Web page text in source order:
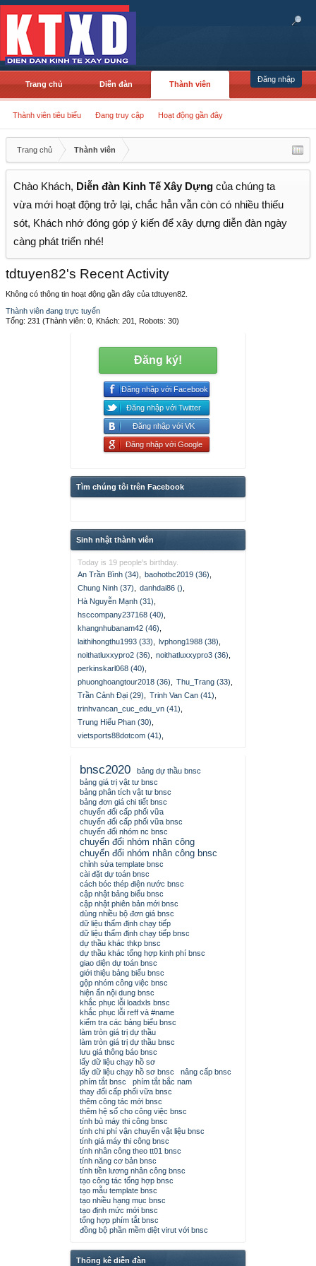
Đăng nhập
Trang chủ Diễn đàn Thành viên
Thành viên tiêu biểu Đang truy cập Hoạt động gần đây
Trang chủ Thành viên
Chào Khách, Diễn đàn Kinh Tế Xây Dựng của chúng ta
vừa mới hoạt động trở lại, chắc hẳn vẫn còn có nhiều thiếu
sót, Khách nhớ đóng góp ý kiến để xây dựng diễn đàn ngày
càng phát triển nhé!
tdtuyen82's Recent Activity
Không có thông tin hoạt động gần đây của tdtuyen82.
Thành viên đang trực tuyến
Tổng: 231 (Thành viên: 0, Khách: 201, Robots: 30)
Đăng ký!
Đăng nhập với Facebook
Đăng nhập với Twitter
Đăng nhập với VK
Đăng nhập với Google
Tìm chúng tôi trên Facebook
Sinh nhật thành viên
Today is 19 people's birthday.
An Trần Bình (34)
baohotbc2019 (36)
Chung Ninh (37)
danhdai86 ()
Hà Nguyễn Mạnh (31)
hsccompany237168 (40)
khangnhubanam42 (46)
laithihongthu1993 (33)
lvphong1988 (38)
noithatluxxypro2 (36)
noithatluxxypro3 (36)
perkinskarl068 (40)
phuonghoangtour2018 (36)
Thu_Trang (33)
Trần Cảnh Đại (29)
Trinh Van Can (41)
trinhvancan_cuc_edu_vn (41)
Trung Hiếu Phan (30)
vietsports88dotcom (41)
bnsc2020
bảng dự thầu bnsc
bảng giá trị vật tư bnsc
bảng phân tích vật tư bnsc
bảng đơn giá chi tiết bnsc
chuyển đổi cấp phối vữa
chuyển đổi cấp phối vữa bnsc
chuyển đổi nhóm nc bnsc
chuyển đổi nhóm nhân công
chuyển đổi nhóm nhân công bnsc
chỉnh sửa template bnsc
cài đặt dự toán bnsc
cách bóc thép điện nước bnsc
cập nhật bảng biểu bnsc
cập nhật phiên bản mới bnsc
dùng nhiều bộ đơn giá bnsc
dữ liệu thẩm định chạy tiếp
dữ liệu thẩm định chạy tiếp bnsc
dự thầu khác thkp bnsc
dự thầu khác tổng hợp kinh phí bnsc
giao diện dự toán bnsc
giới thiệu bảng biểu bnsc
gộp nhóm công việc bnsc
hiện ẩn nội dung bnsc
khắc phục lỗi loadxls bnsc
khắc phục lỗi reff và #name
kiểm tra các bảng biểu bnsc
làm tròn giá trị dự thầu
làm tròn giá trị dự thầu bnsc
lưu giá thông báo bnsc
lấy dữ liệu chạy hồ sơ
lấy dữ liệu chạy hồ sơ bnsc
nâng cấp bnsc
phím tắt bnsc
phím tắt bắc nam
thay đổi cấp phối vữa bnsc
thêm công tác mới bnsc
thêm hệ số cho công việc bnsc
tính bù máy thi công bnsc
tính chi phí vận chuyển vật liệu bnsc
tính giá máy thi công bnsc
tính nhân công theo tt01 bnsc
tính năng cơ bản bnsc
tính tiền lương nhân công bnsc
tạo công tác tổng hợp bnsc
tạo mẫu template bnsc
tạo nhiều hạng mục bnsc
tạo định mức mới bnsc
tổng hợp phím tắt bnsc
đồng bộ phần mềm diệt virut với bnsc
Thống kê diễn đàn